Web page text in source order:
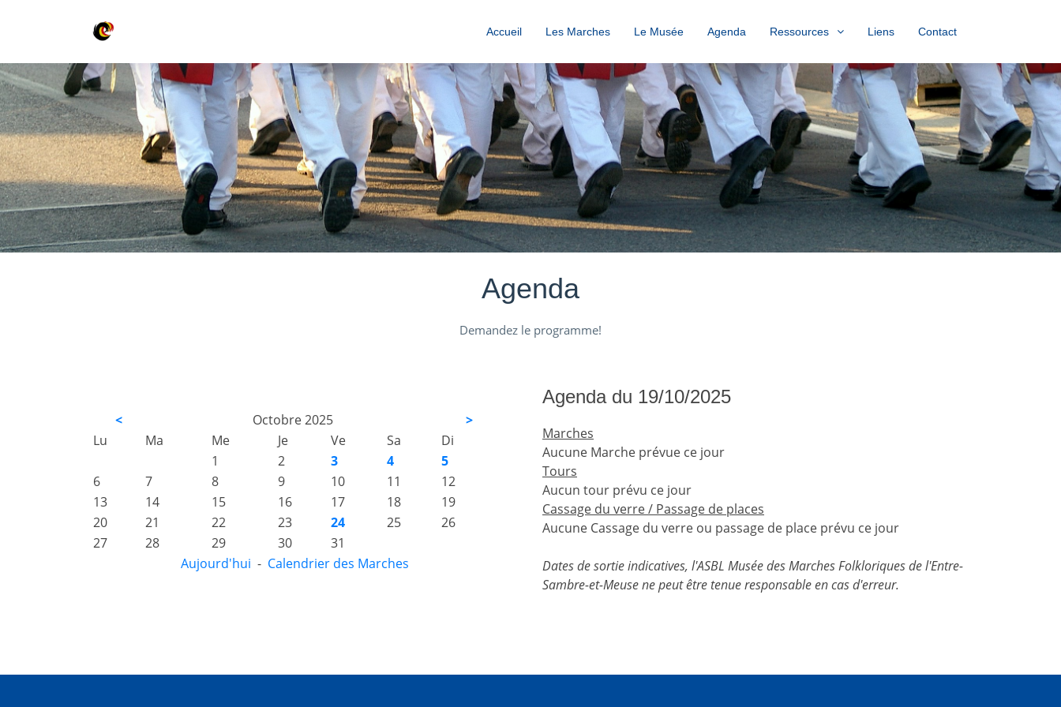
Accueil Les Marches Le Musée Agenda Ressources Liens Contact
Agenda
Demandez le programme!
< Octobre 2025
>
Lu
Ma Me Je Ve Sa
Di
1
2 3 4
5
6
7 8 9 10 11
12
13
14 15 16 17 18
19
20
21 22 23 24 25
26
27
28 29 30
31
Aujourd'hui - Calendrier des Marches
Agenda du 19/10/2025
Marches
Aucune Marche prévue ce jour
Tours
Aucun tour prévu ce jour
Cassage du verre / Passage de places
Aucune Cassage du verre ou passage de place prévu ce jour
Dates de sortie indicatives, l'ASBL Musée des Marches Folkloriques de l'Entre-
Sambre-et-Meuse ne peut être tenue responsable en cas d'erreur.